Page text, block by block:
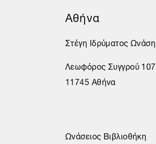
Αθήνα
Στέγη Ιδρύματος Ωνάση
Λεωφόρος Συγγρού 107
11745 Αθήνα
Ωνάσειος Βιβλιοθήκη